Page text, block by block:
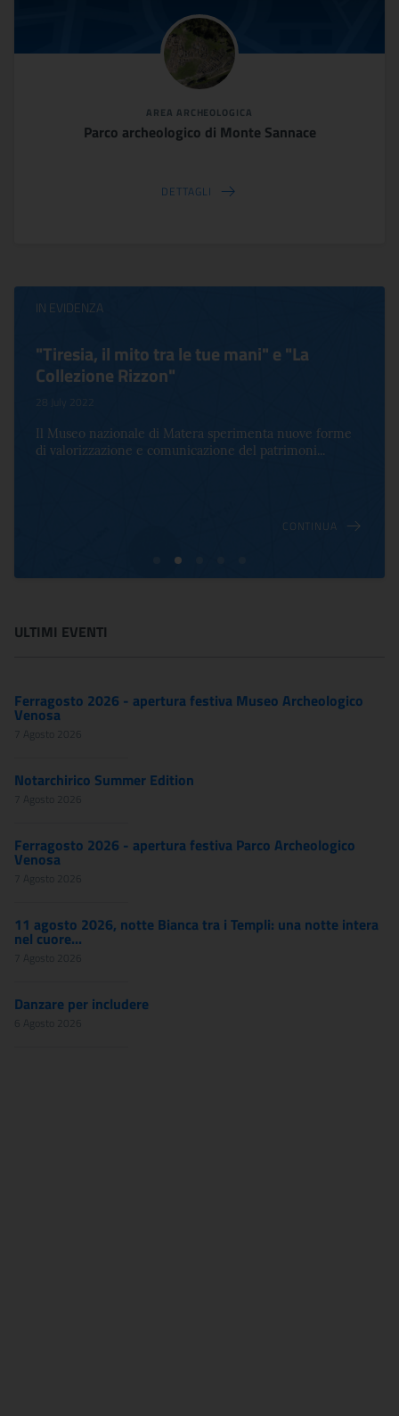
AREA ARCHEOLOGICA
Parco archeologico di Monte Sannace
DETTAGLI
IN EVIDENZA
"Tiresia, il mito tra le tue mani" e "La
Collezione Rizzon"
28 July 2022
Il Museo nazionale di Matera sperimenta nuove forme
di valorizzazione e comunicazione del patrimoni...
CONTINUA
ULTIMI EVENTI
Ferragosto 2026 - apertura festiva Museo Archeologico
Venosa
7 Agosto 2026
Notarchirico Summer Edition
7 Agosto 2026
Ferragosto 2026 - apertura festiva Parco Archeologico
Venosa
7 Agosto 2026
11 agosto 2026, notte Bianca tra i Templi: una notte intera
nel cuore...
7 Agosto 2026
Danzare per includere
6 Agosto 2026